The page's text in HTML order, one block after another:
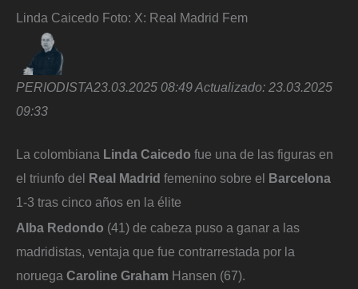
Linda Caicedo Foto: X: Real Madrid Fem
PERIODISTA23.03.2025 08:49Actualizado: 23.03.2025
09:33
La colombiana Linda Caicedo fue una de las figuras en
el triunfo del
Real Madrid femenino sobre el
Barcelona
1-3 tras cinco años en la élite
Alba Redondo (41) de cabeza puso a ganar a las
madridistas, ventaja que fue contrarrestada por la
noruega Caroline Graham Hansen (67).